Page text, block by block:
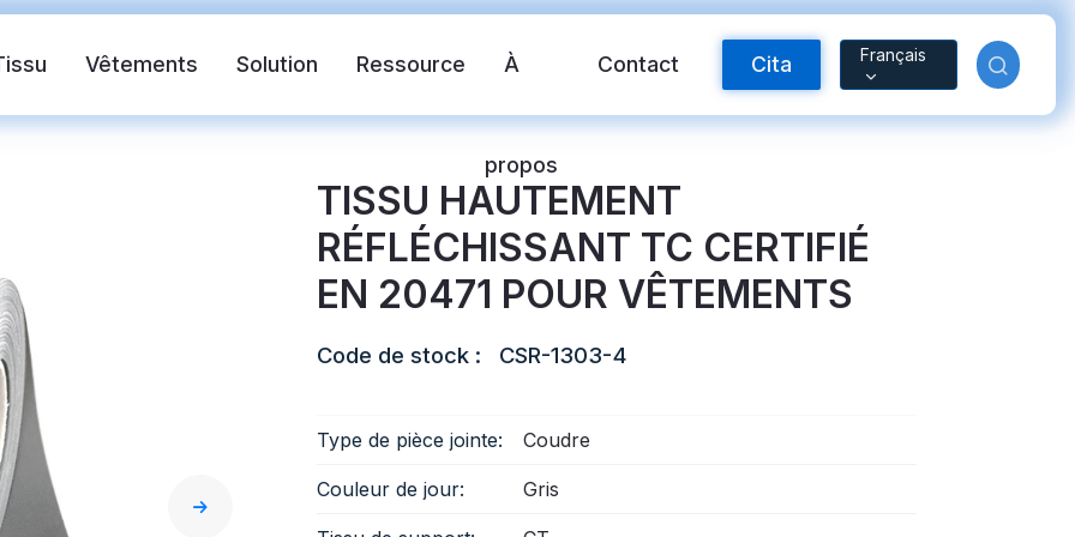
Vêtements Solution Ressource À
propos
Contact Cita Français
de transferencia de calor Tela reflectante arcoíris
TISSU HAUTEMENT
RÉFLÉCHISSANT TC CERTIFIÉ
EN 20471 POUR VÊTEMENTS
Code de stock : CSR-1303-4
Type de pièce jointe: Coudre
Couleur de jour: Gris